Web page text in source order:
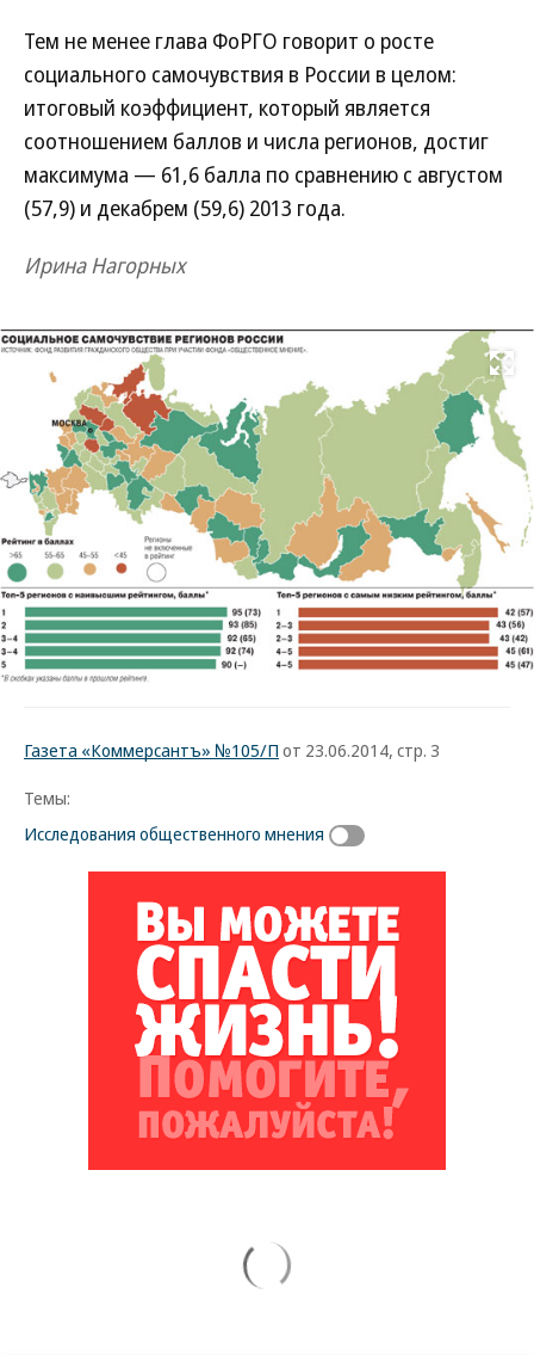
Тем не менее глава ФоРГО говорит о росте
социального самочувствия в России в целом:
итоговый коэффициент, который является
соотношением баллов и числа регионов, достиг
максимума — 61,6 балла по сравнению с августом
(57,9) и декабрем (59,6) 2013 года.
Ирина Нагорных
Развернуть
Газета «Коммерсантъ» №105/П от 23.06.2014, стр. 3
Темы:
Исследования общественного мнения